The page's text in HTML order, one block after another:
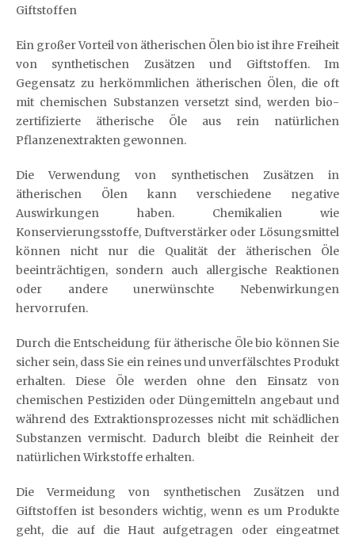
Giftstoffen
Ein großer Vorteil von ätherischen Ölen bio ist ihre Freiheit
von synthetischen Zusätzen und Giftstoffen. Im
Gegensatz zu herkömmlichen ätherischen Ölen, die oft
mit chemischen Substanzen versetzt sind, werden bio-
zertifizierte ätherische Öle aus rein natürlichen
Pflanzenextrakten gewonnen.
Die Verwendung von synthetischen Zusätzen in
ätherischen Ölen kann verschiedene negative
Auswirkungen haben. Chemikalien wie
Konservierungsstoffe, Duftverstärker oder Lösungsmittel
können nicht nur die Qualität der ätherischen Öle
beeinträchtigen, sondern auch allergische Reaktionen
oder andere unerwünschte Nebenwirkungen
hervorrufen.
Durch die Entscheidung für ätherische Öle bio können Sie
sicher sein, dass Sie ein reines und unverfälschtes Produkt
erhalten. Diese Öle werden ohne den Einsatz von
chemischen Pestiziden oder Düngemitteln angebaut und
während des Extraktionsprozesses nicht mit schädlichen
Substanzen vermischt. Dadurch bleibt die Reinheit der
natürlichen Wirkstoffe erhalten.
Die Vermeidung von synthetischen Zusätzen und
Giftstoffen ist besonders wichtig, wenn es um Produkte
geht, die auf die Haut aufgetragen oder eingeatmet